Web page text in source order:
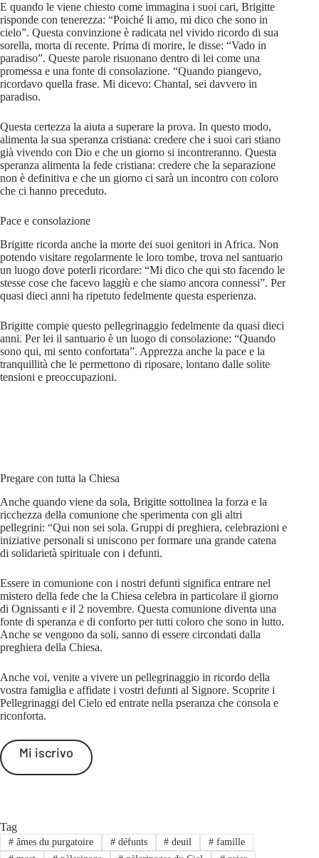
E quando le viene chiesto come immagina i suoi cari, Brigitte
risponde con tenerezza: “Poiché li amo, mi dico che sono in
cielo”. Questa convinzione è radicata nel vivido ricordo di sua
sorella, morta di recente. Prima di morire, le disse: “Vado in
paradiso”. Queste parole risuonano dentro di lei come una
promessa e una fonte di consolazione. “Quando piangevo,
ricordavo quella frase. Mi dicevo: Chantal, sei davvero in
paradiso.
Questa certezza la aiuta a superare la prova. In questo modo,
alimenta la sua speranza cristiana: credere che i suoi cari stiano
già vivendo con Dio e che un giorno si incontreranno. Questa
speranza alimenta la fede cristiana: credere che la separazione
non è definitiva e che un giorno ci sarà un incontro con coloro
che ci hanno preceduto.
Pace e consolazione
Brigitte ricorda anche la morte dei suoi genitori in Africa. Non
potendo visitare regolarmente le loro tombe, trova nel santuario
un luogo dove poterli ricordare: “Mi dico che qui sto facendo le
stesse cose che facevo laggiù e che siamo ancora connessi”. Per
quasi dieci anni ha ripetuto fedelmente questa esperienza.
Brigitte compie questo pellegrinaggio fedelmente da quasi dieci
anni. Per lei il santuario è un luogo di consolazione: “Quando
sono qui, mi sento confortata”. Apprezza anche la pace e la
tranquillità che le permettono di riposare, lontano dalle solite
tensioni e preoccupazioni.
Pregare con tutta la Chiesa
Anche quando viene da sola, Brigitte sottolinea la forza e la
ricchezza della comunione che sperimenta con gli altri
pellegrini: “Qui non sei sola. Gruppi di preghiera, celebrazioni e
iniziative personali si uniscono per formare una grande catena
di solidarietà spirituale con i defunti.
Essere in comunione con i nostri defunti significa entrare nel
mistero della fede che la Chiesa celebra in particolare il giorno
di Ognissanti e il 2 novembre. Questa comunione diventa una
fonte di speranza e di conforto per tutti coloro che sono in lutto.
Anche se vengono da soli, sanno di essere circondati dalla
preghiera della Chiesa.
Anche voi, venite a vivere un pellegrinaggio in ricordo della
vostra famiglia e affidate i vostri defunti al Signore. Scoprite i
Pellegrinaggi del Cielo ed entrate nella pseranza che consola e
riconforta.
Mi iscrivo
Tag
#âmes du purgatoire #défunts # deuil # famille